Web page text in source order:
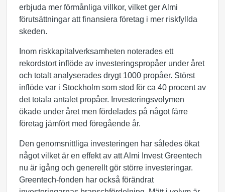
erbjuda mer förmånliga villkor, vilket ger Almi
förutsättningar att finansiera företag i mer riskfyllda
skeden.
Inom riskkapitalverksamheten noterades ett
rekordstort inflöde av investeringspropåer under året
och totalt analyserades drygt 1000 propåer. Störst
inflöde var i Stockholm som stod för ca 40 procent av
det totala antalet propåer. Investeringsvolymen
ökade under året men fördelades på något färre
företag jämfört med föregående år.
Den genomsnittliga investeringen har således ökat
något vilket är en effekt av att Almi Invest Greentech
nu är igång och generellt gör större investeringar.
Greentech-fonden har också förändrat